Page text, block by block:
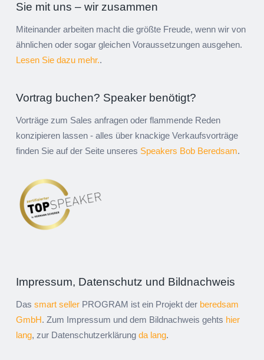
Sie mit uns – wir zusammen
Miteinander arbeiten macht die größte Freude, wenn wir von
ähnlichen oder sogar gleichen Voraussetzungen ausgehen.
Lesen Sie dazu mehr..
Vortrag buchen? Speaker benötigt?
Vorträge zum Sales anfragen oder flammende Reden
konzipieren lassen - alles über knackige Verkaufsvorträge
finden Sie auf der Seite unseres Speakers Bob Beredsam.
Impressum, Datenschutz und Bildnachweis
Das smart seller PROGRAM ist ein Projekt der beredsam
GmbH. Zum Impressum und dem Bildnachweis gehts hier
lang, zur Datenschutzerklärung da lang.